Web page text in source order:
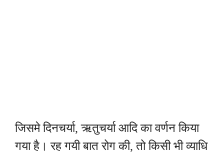
जिसमे दिनचर्या, ऋतुचर्या आदि का वर्णन किया
गया है। रह गयी बात रोग की, तो किसी भी व्याधि